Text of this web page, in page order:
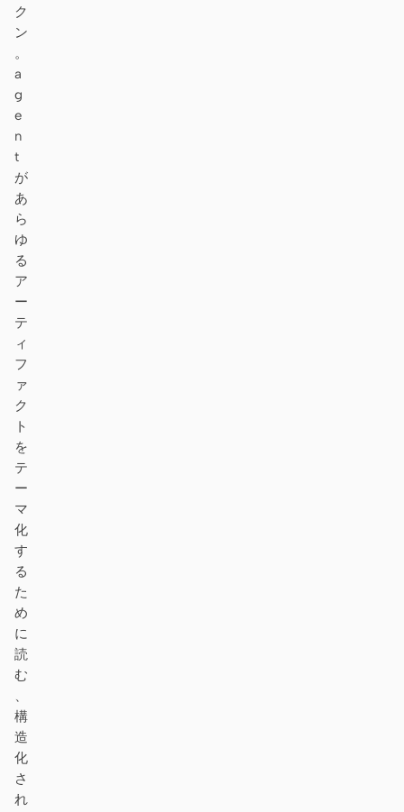
ク
ン
。
a
g
e
n
t
が
あ
ら
ゆ
る
ア
ー
テ
ィ
フ
ァ
ク
ト
を
テ
ー
マ
化
す
る
た
め
に
読
む
、
構
造
化
さ
れ